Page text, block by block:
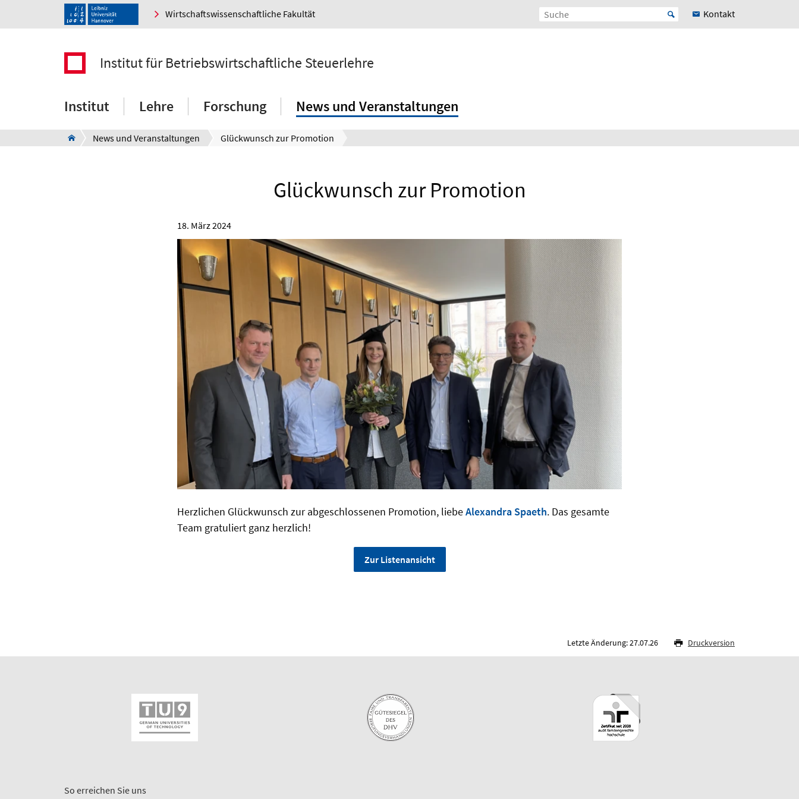
Wirtschaftswissenschaftliche Fakultät Kontakt
Institut für Betriebswirtschaftliche Steuerlehre
Institut Lehre Forschung News und Veranstaltungen
News und Veranstaltungen Glückwunsch zur Promotion
Glückwunsch zur Promotion
18. März 2024
Herzlichen Glückwunsch zur abgeschlossenen Promotion, liebeAlexandra Spaeth. Das gesamte
Team gratuliert ganz herzlich!
Zur Listenansicht
Letzte Änderung: 27.07.26 Druckversion
So erreichen Sie uns